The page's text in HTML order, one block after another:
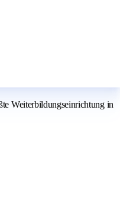
Weiterbildungseinrichtung in